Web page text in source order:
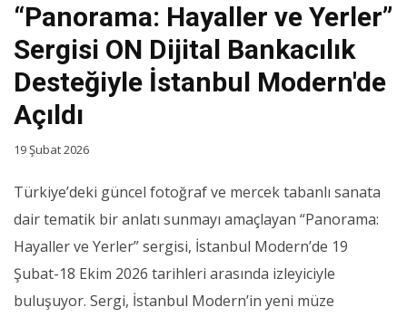
“Panorama: Hayaller ve Yerler”
Sergisi ON Dijital Bankacılık
Desteğiyle İstanbul Modern'de
Açıldı
19 Şubat 2026
Türkiye’deki güncel fotoğraf ve mercek tabanlı sanata
dair tematik bir anlatı sunmayı amaçlayan “Panorama:
Hayaller ve Yerler” sergisi, İstanbul Modern’de 19
Şubat-18 Ekim 2026 tarihleri arasında izleyiciyle
buluşuyor. Sergi, İstanbul Modern’in yeni müze